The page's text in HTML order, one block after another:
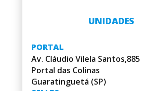
UNIDADES
PORTAL
Av. Cláudio Vilela Santos,885
Portal das Colinas
Guaratinguetá (SP)